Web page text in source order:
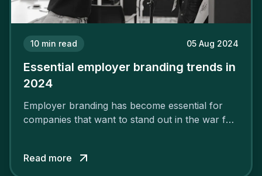
10 min read 05 Aug 2024
Essential employer branding trends in
2024
Employer branding has become essential for
companies that want to stand out in the war for
attract the best profiles.
Read more